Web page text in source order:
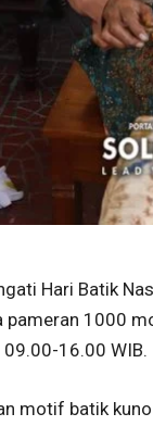
Hari Batik
pameran 1000
16.00 WIB.
motif batik